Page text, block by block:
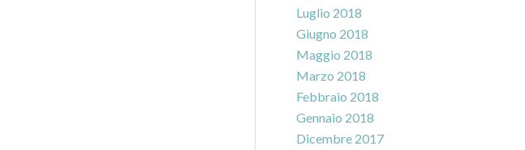
Luglio 2018
Giugno 2018
Maggio 2018
Marzo 2018
Febbraio 2018
Gennaio 2018
Dicembre 2017